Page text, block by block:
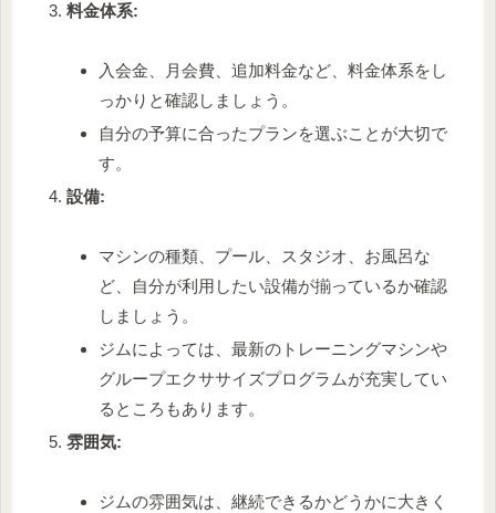
料金体系:
入会金、月会費、追加料金など、料金体系をし
っかりと確認しましょう。
自分の予算に合ったプランを選ぶことが大切で
す。
設備:
マシンの種類、プール、スタジオ、お風呂な
ど、自分が利用したい設備が揃っているか確認
しましょう。
ジムによっては、最新のトレーニングマシンや
グループエクササイズプログラムが充実してい
るところもあります。
雰囲気:
ジムの雰囲気は、継続できるかどうかに大きく